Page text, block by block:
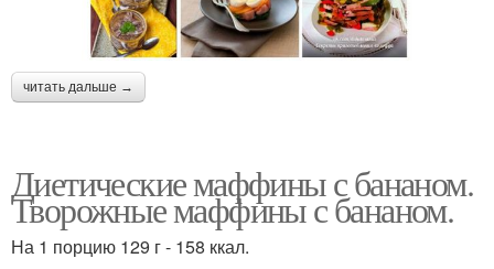
читать дальше →
Диетические маффины с бананом.
Творожные маффины с бананом.
На 1 порцию 129 г - 158 ккал.